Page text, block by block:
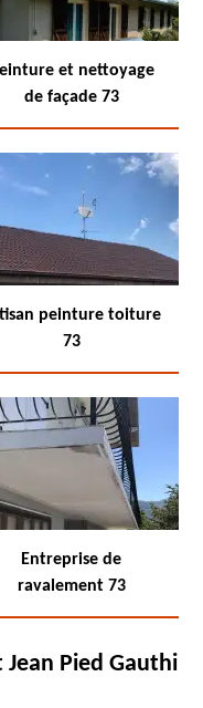
et nettoyage
de façade 73
peinture toiture
73
Entreprise de
ravalement 73
Pied Gauthi